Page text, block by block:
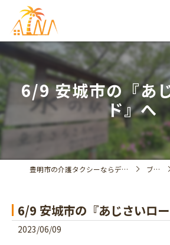
6/9 安城市の『あ
ド』へ
豊明市の介護タクシーならデイサービスアイナ ブログ
6/9 安城市の『あじさいロ
2023/06/09